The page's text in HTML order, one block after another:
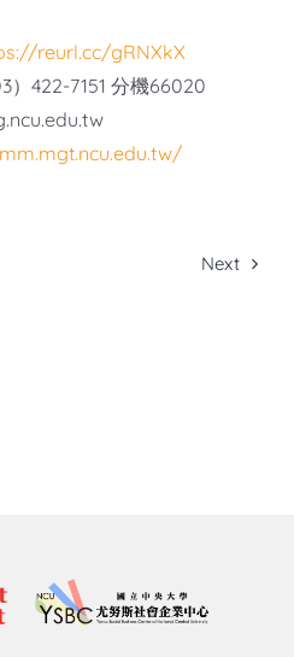
reurl.cc/gRNXkX
）422-7151 分機66020
Next